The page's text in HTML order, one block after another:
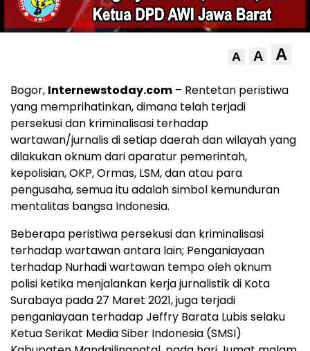
A A A
Bogor, Internewstoday.com – Rentetan peristiwa
yang memprihatinkan, dimana telah terjadi
persekusi dan kriminalisasi terhadap
wartawan/jurnalis di setiap daerah dan wilayah yang
dilakukan oknum dari aparatur pemerintah,
kepolisian, OKP, Ormas, LSM, dan atau para
pengusaha, semua itu adalah simbol kemunduran
mentalitas bangsa Indonesia.
Beberapa peristiwa persekusi dan kriminalisasi
terhadap wartawan antara lain; Penganiayaan
terhadap Nurhadi wartawan tempo oleh oknum
polisi ketika menjalankan kerja jurnalistik di Kota
Surabaya pada 27 Maret 2021, juga terjadi
penganiayaan terhadap Jeffry Barata Lubis selaku
Ketua Serikat Media Siber Indonesia (SMSI)